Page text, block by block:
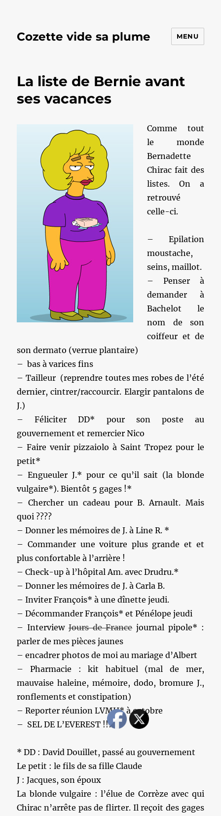
Cozette vide sa plume MENU
La liste de Bernie avant
ses vacances
Comme tout
le monde
Bernadette
Chirac fait des
listes. On a
retrouvé
celle-ci.
– Epilation
moustache,
seins, maillot.
– Penser à
demander à
Bachelot le
nom de son
coiffeur et de
son dermato (verrue plantaire)
– bas à varices fins
– Tailleur (reprendre toutes mes robes de l’été
dernier, cintrer/raccourcir. Elargir pantalons de
J.)
– Féliciter DD*
pour son poste au
gouvernement et remercier Nico
– Faire venir pizzaiolo à Saint Tropez pour le
petit*
– Engueuler J.* pour ce qu’il sait (la blonde
vulgaire*). Bientôt 5 gages !*
– Chercher un cadeau pour B. Arnault. Mais
quoi ????
– Donner les mémoires de J. à Line R. *
– Commander une voiture plus grande et et
plus confortable à l’arrière !
– Check-up à l’hôpital Am. avec Drudru.*
– Donner les mémoires de J. à Carla B.
– Inviter François* à une dînette jeudi.
– Décommander François* et Pénélope jeudi
– Interview Jours de Francejournal pipole* :
parler de mes pièces jaunes
– encadrer photos de moi au mariage d’Albert
– Pharmacie : kit habituel (mal de mer,
mauvaise haleine, mémoire, dodo, bromure J.,
ronflements et constipation)
– Reporter réunion LVMH* à octobre
– SEL DE L’EVEREST !!! .
* DD : David Douillet, passé au gouvernement
Le petit : le fils de sa fille Claude
J : Jacques, son époux
La blonde vulgaire : l’élue de Corrèze avec qui
Chirac n’arrête pas de flirter. Il reçoit des gages